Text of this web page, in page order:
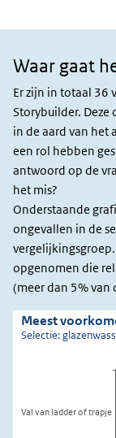
Waar gaat
Er zijn in totaal 36
Storybuilder. Deze
in de aard van het
een rol hebben
antwoord op de
het mis?
Onderstaande
ongevallen in de
opgenomen die
(meer dan 5% van